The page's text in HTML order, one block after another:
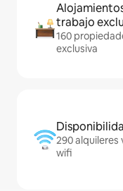
trabajo
160
exclusiva
290 alquileres
wifi